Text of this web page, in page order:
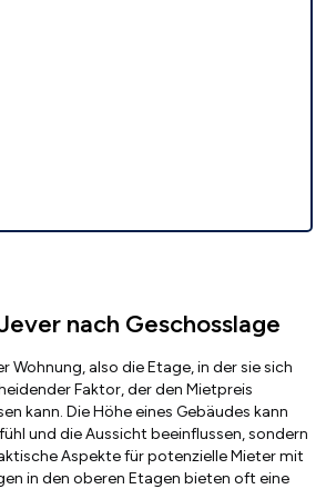
nach Geschosslage
Wohnung, also die Etage, in der sie sich
Faktor, der den Mietpreis
kann. Die Höhe eines Gebäudes kann
und die Aussicht beeinflussen, sondern
Aspekte für potenzielle Mieter mit
in den oberen Etagen bieten oft eine